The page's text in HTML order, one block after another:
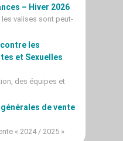
– Hiver 2026
les valises sont peut-
les
et Sexuelles
des équipes et
de vente
« 2024 / 2025 »